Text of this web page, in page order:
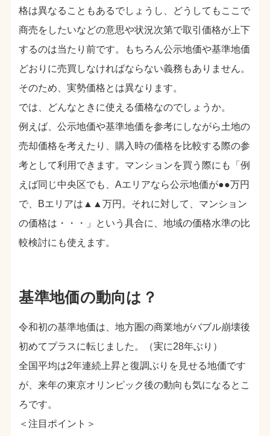
格は異なることもあるでしょうし、どうしてもここで
商売をしたいなどの意思や状況次第で取引価格が上下
するのは当たり前です。もちろん公示地価や基準地価
どおりに売買しなければならない義務もありません。
そのため、実勢価格とは異なります。
では、どんなときに使える価格なのでしょうか。
例えば、公示地価や基準地価を参考にしながら土地の
売却価格を考えたり、購入時の価格を比較する際の参
考として利用できます。マンションを買う際にも「例
えば同じ中央区でも、Aエリアなら公示地価が●●万円
で、Bエリアは▲▲万円。それに対して、マンション
の価格は・・・」という具合に、地域の価格水準の比
較検討にも使えます。
基準地価の動向は？
令和初の基準地価は、地方圏の商業地がバブル崩壊後
初めてプラスに転じました。（実に28年ぶり）
全国平均は2年連続上昇と復調ぶりを見せる地価です
が、来年の東京オリンピック後の動向も気になるとこ
ろです。
＜注目ポイント＞